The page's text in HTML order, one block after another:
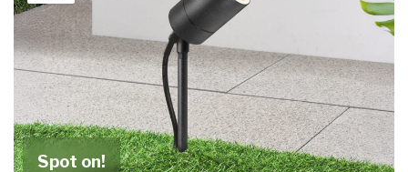
Spot on!